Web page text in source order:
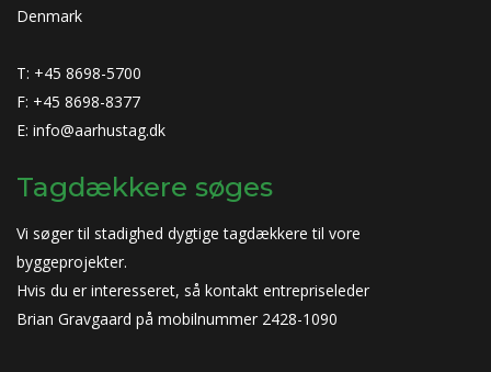
Denmark
T: +45 8698-5700
F: +45 8698-8377
E: info@aarhustag.dk
Tagdækkere søges
Vi søger til stadighed dygtige tagdækkere til vore
byggeprojekter.
Hvis du er interesseret, så kontakt entrepriseleder
Brian Gravgaard på mobilnummer 2428-1090